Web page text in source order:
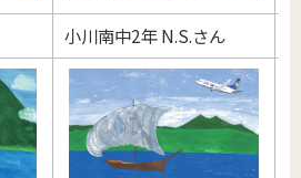
小川南中2年 N.S.さん